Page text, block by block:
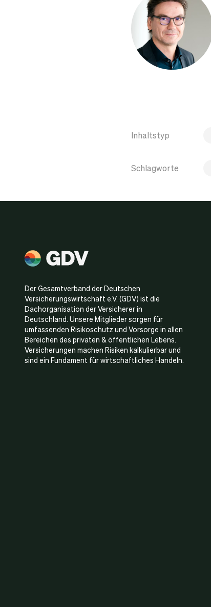
Inhaltstyp
Schlagworte
Der Gesamtverband der Deutschen
Versicherungswirtschaft e.V. (GDV) ist die
Dachorganisation der Versicherer in
Deutschland. Unsere Mitglieder sorgen für
umfassenden Risikoschutz und Vorsorge in allen
Bereichen des privaten & öffentlichen Lebens.
Versicherungen machen Risiken kalkulierbar und
sind ein Fundament für wirtschaftliches Handeln.